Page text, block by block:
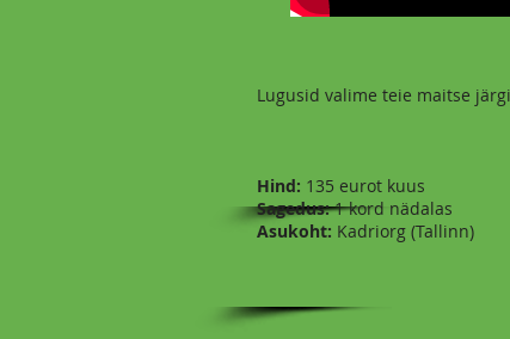
Lugusid valime teie maitse
Hind: 135 eurot kuus
Sagedus:1 kord nädalas
Asukoht: Kadriorg (Tallinn)